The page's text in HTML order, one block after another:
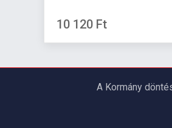
10 120 Ft
A Kormány